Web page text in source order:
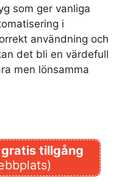
som ger vanliga
i
användning och
det bli en värdefull
men lönsamma
gratis tillgång